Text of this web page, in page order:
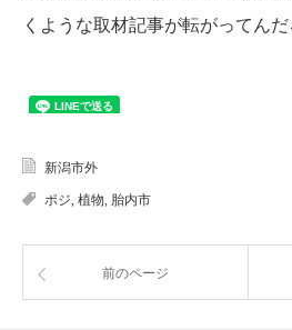
くような取材記事が転がってんだ
新潟市外
ポジ 植物 胎内市
前のページ